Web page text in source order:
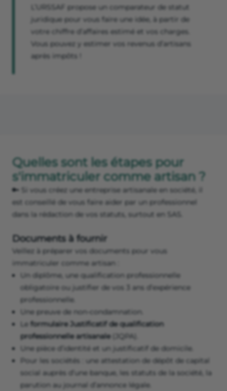
L’URSSAF propose un comparateur de statut
juridique pour vous faire une idée, à partir de
votre chiffre d’affaires estimé et vos charges.
Vous pouvez y estimer vos revenus d’artisans
après impôts !
Quelles sont les étapes pour
s'immatriculer comme artisan ?
🔑 Si vous créez une entreprise artisanale en société, il
est conseillé de vous faire aider par un professionnel
dans la rédaction de vos statuts, surtout en SAS.
Documents à fournir
Veillez à préparer vos documents pour vous
immatriculer comme artisan :
Un diplôme, une qualification professionnelle
obligatoire ou justifier de vos 3 ans d’expérience
professionnelle.
Une preuve de non-condamnation.
Le formulaire Justificatif de qualification
professionnelle artisanale(JQPA).
Une pièce d’identité et un justificatif de domicile.
Pour les sociétés : une attestation de dépôt de capital
social auprès d’une banque, les statuts de la société, la
parution au journal d’annonce légale.